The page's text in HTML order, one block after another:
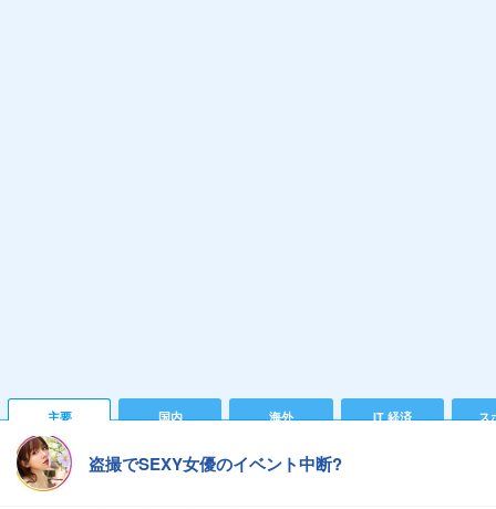
主要 国内 海外 IT 経済 ス
盗撮でSEXY女優のイベント中断?